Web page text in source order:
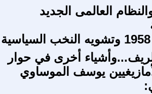
العالمى الجديد
أخرى في حوار
يوسف الموساوي